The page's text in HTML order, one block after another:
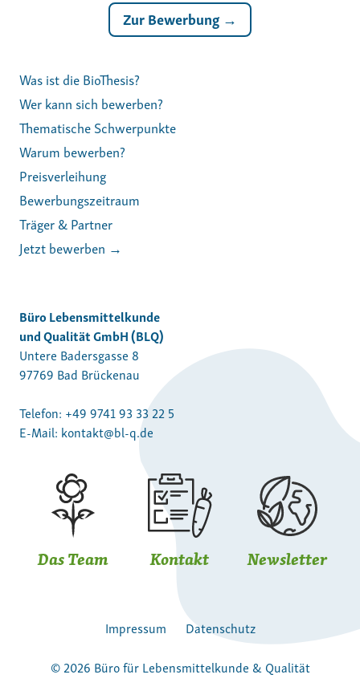
Zur Bewerbung →
Was ist die BioThesis?
Wer kann sich bewerben?
Thematische Schwerpunkte
Warum bewerben?
Preisverleihung
Bewerbungszeitraum
Träger & Partner
Jetzt bewerben →
Büro Lebensmittelkunde
und Qualität GmbH (BLQ)
Untere Badersgasse 8
97769 Bad Brückenau
Telefon: +49 9741 93 33 22 5
E-Mail: kontakt@bl-q.de
Das Team Kontakt Newsletter
Impressum
Datenschutz
© 2026 Büro für Lebensmittelkunde & Qualität